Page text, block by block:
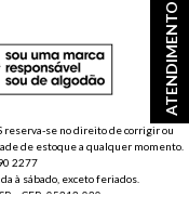
ATENDIMENTO
reserva-se no direito de corrigir ou
de estoque a qualquer momento.
2277
à sábado, exceto feriados.
– CEP: 05313-020